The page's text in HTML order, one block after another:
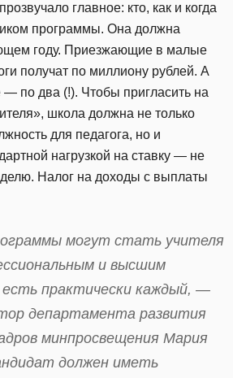
главное: кто, как и когда
программы. Она должна
году. Приезжающие в малые
получат по миллиону рублей. А
по два (!). Чтобы пригласить на
школа должна не только
для педагога, но и
нагрузкой на ставку — не
Налог на доходы с выплаты
могут стать учителя
и высшим
есть практически каждый, —
департамента развития
минпросвещения Мария
должен иметь